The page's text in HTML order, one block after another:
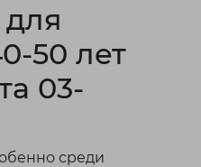
50 лет
03-
среди